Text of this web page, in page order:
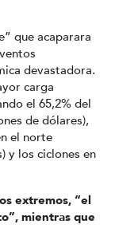
que acaparara
devastadora.
carga
el 65,2% del
de dólares),
el norte
y los ciclones en
extremos, “el
mientras que